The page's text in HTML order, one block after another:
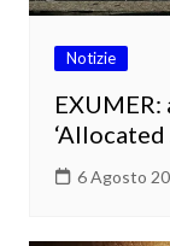
Notizie
‘Allocated
6 Agosto